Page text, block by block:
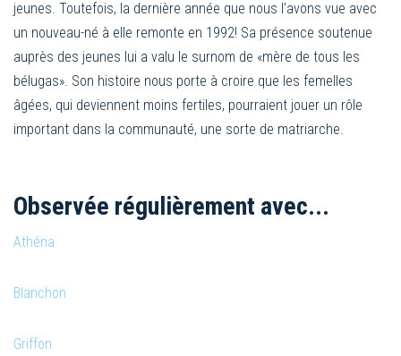
jeunes. Toutefois, la dernière année que nous l’avons vue avec
un nouveau-né à elle remonte en 1992! Sa présence soutenue
auprès des jeunes lui a valu le surnom de «mère de tous les
bélugas». Son histoire nous porte à croire que les femelles
âgées, qui deviennent moins fertiles, pourraient jouer un rôle
important dans la communauté, une sorte de matriarche.
Observée régulièrement avec...
Athéna
Blanchon
Griffon